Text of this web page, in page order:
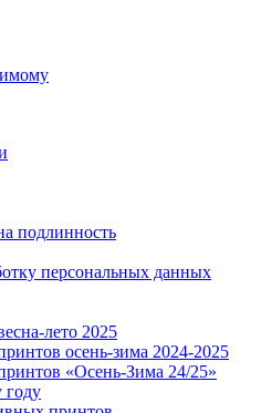
подлинность
персональных данных
лето 2025
осень-зима 2024-2025
«Осень-Зима 24/25»